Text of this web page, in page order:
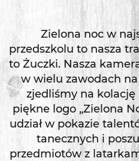
Zielona noc w
przedszkolu to nasza
to Żuczki. Nasza
w wielu zawodach
zjedliśmy na
piękne logo „Zielona
udział w pokazie
tanecznych i
przedmiotów z